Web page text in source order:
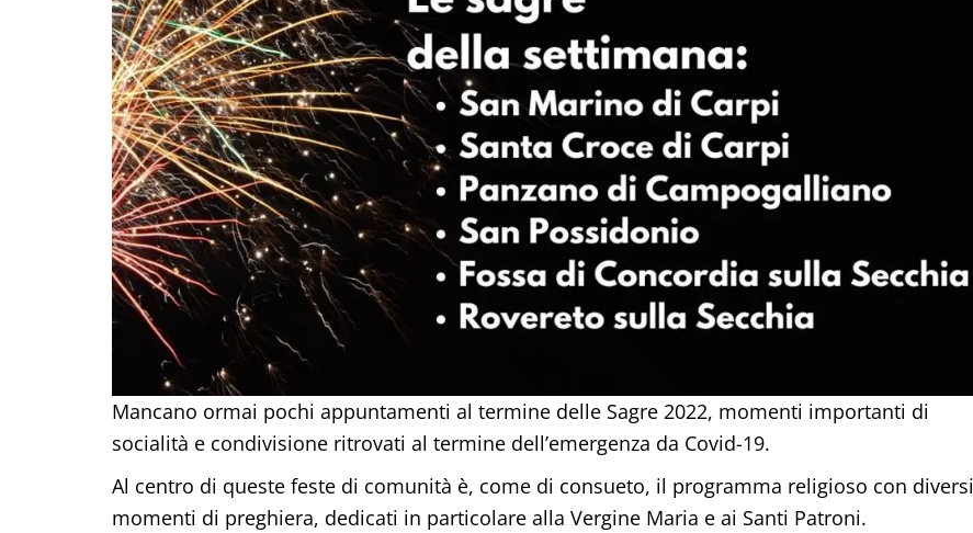
Mancano ormai pochi appuntamenti al termine delle Sagre 2022, momenti importanti di
socialità e condivisione ritrovati al termine dell’emergenza da Covid-19.
Al centro di queste feste di comunità è, come di consueto, il programma religioso con diversi
momenti di preghiera, dedicati in particolare alla Vergine Maria e ai Santi Patroni.